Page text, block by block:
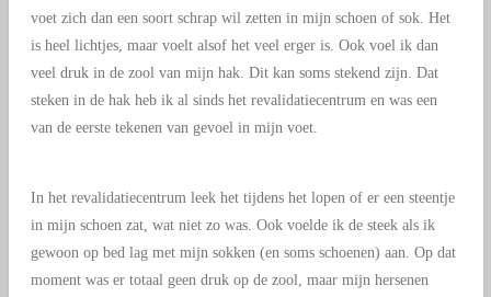
voet zich dan een soort schrap wil zetten in mijn schoen of sok. Het
is heel lichtjes, maar voelt alsof het veel erger is. Ook voel ik dan
veel druk in de zool van mijn hak. Dit kan soms stekend zijn. Dat
steken in de hak heb ik al sinds het revalidatiecentrum en was een
van de eerste tekenen van gevoel in mijn voet.
In het revalidatiecentrum leek het tijdens het lopen of er een steentje
in mijn schoen zat, wat niet zo was. Ook voelde ik de steek als ik
gewoon op bed lag met mijn sokken (en soms schoenen) aan. Op dat
moment was er totaal geen druk op de zool, maar mijn hersenen